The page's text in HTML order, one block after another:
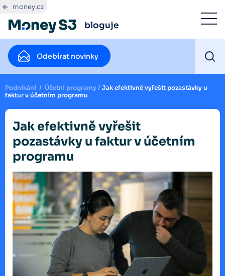
money.cz
bloguje
Odebírat novinky
Podnikání / Účetní programy / Jak efektivně vyřešit pozastávky u
faktur v účetním programu
Jak efektivně vyřešit
pozastávky u faktur v účetním
programu